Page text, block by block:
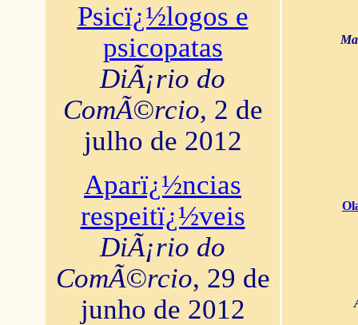
Psicï¿½logos e
psicopatas
DiÃ¡rio do
ComÃ©rcio, 2 de
julho de 2012
Aparï¿½ncias
respeitï¿½veis
DiÃ¡rio do
ComÃ©rcio, 29 de
junho de 2012